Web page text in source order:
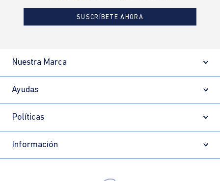
SUSCRÍBETE AHORA
Nuestra Marca
Ayudas
Políticas
Información